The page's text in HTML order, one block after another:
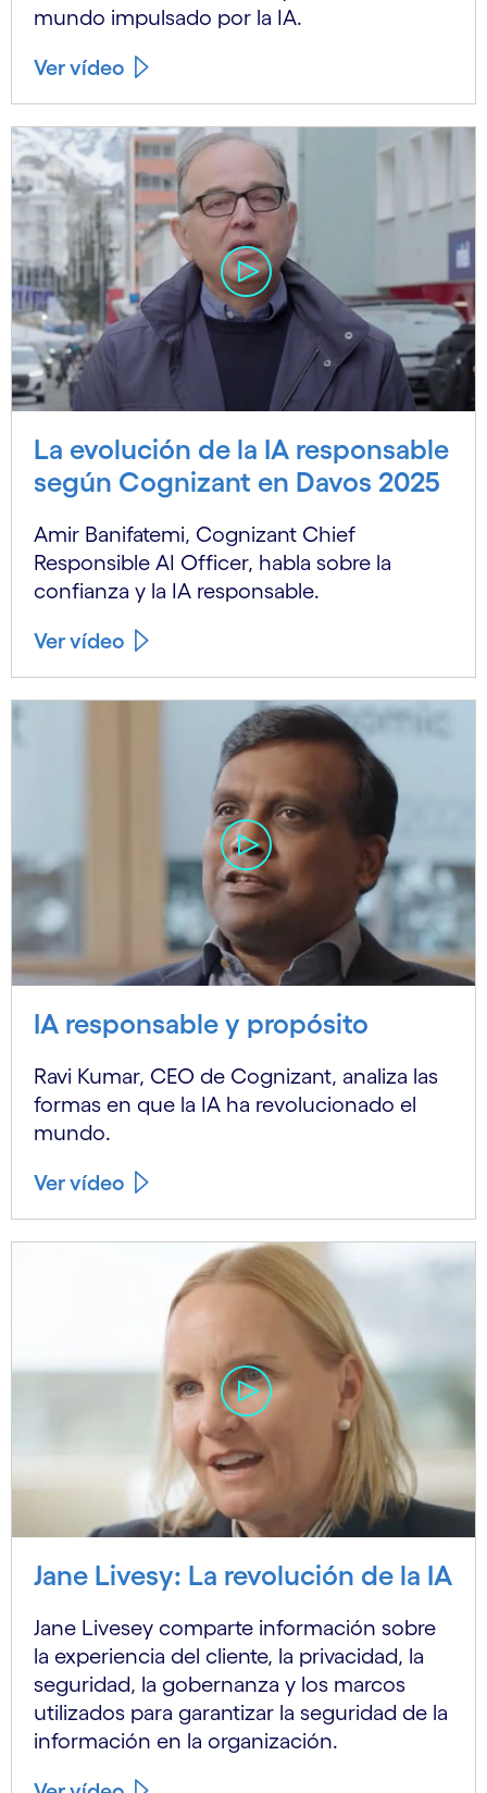
mundo impulsado por la IA.
Ver vídeo
La evolución de la IA responsable
según Cognizant en Davos 2025
Amir Banifatemi, Cognizant Chief
Responsible AI Officer, habla sobre la
confianza y la IA responsable.
Ver vídeo
IA responsable y propósito
Ravi Kumar, CEO de Cognizant, analiza las
formas en que la IA ha revolucionado el
mundo.
Ver vídeo
Jane Livesy: La revolución de la IA
Jane Livesey comparte información sobre
la experiencia del cliente, la privacidad, la
seguridad, la gobernanza y los marcos
utilizados para garantizar la seguridad de la
información en la organización.